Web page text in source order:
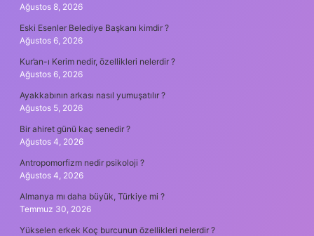
Ağustos 8, 2026
Eski Esenler Belediye Başkanı kimdir ?
Ağustos 6, 2026
Kur’an-ı Kerim nedir, özellikleri nelerdir ?
Ağustos 6, 2026
Ayakkabının arkası nasıl yumuşatılır ?
Ağustos 5, 2026
Bir ahiret günü kaç senedir ?
Ağustos 4, 2026
Antropomorfizm nedir psikoloji ?
Ağustos 4, 2026
Almanya mı daha büyük, Türkiye mi ?
Temmuz 30, 2026
Yükselen erkek Koç burcunun özellikleri nelerdir ?